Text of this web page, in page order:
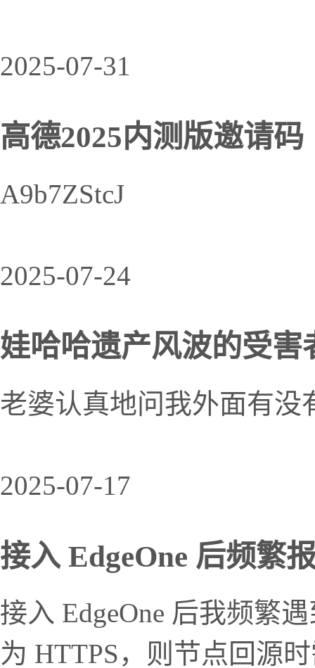
2025-07-31
高德2025内测版邀请码
A9b7ZStcJ
2025-07-24
娃哈哈遗产风波的受害
老婆认真地问我外面有没
2025-07-17
接入 EdgeOne 后频繁
接入 EdgeOne 后我频繁
为 HTTPS，则节点回源